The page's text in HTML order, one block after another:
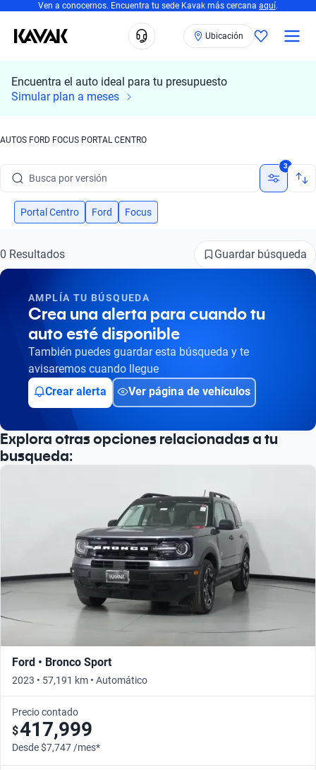
Ven a conocernos. Encuentra tu sede Kavak más cercana aquí.
Ubicación
Encuentra el auto ideal para tu presupuesto
Simular plan a meses
AUTOS FORD FOCUS PORTAL CENTRO
Busca por año
Busca por versión
Busca por año
3
Portal Centro Ford Focus
0 Resultados Guardar búsqueda
AMPLÍA TU BÚSQUEDA
Crea una alerta para cuando tu
auto esté disponible
También puedes guardar esta búsqueda y te
avisaremos cuando llegue
Crear alerta
Ver página de vehículos
Explora otras opciones relacionadas a tu
busqueda:
Ford • Bronco Sport
2023 • 57,191 km • Automático
Precio contado
$417,999
Desde $7,747 /mes*